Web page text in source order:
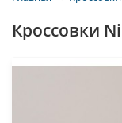
Кроссовки